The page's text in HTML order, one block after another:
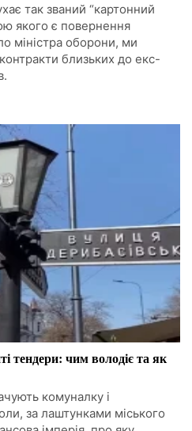
так званий “картонний
якого є повернення
міністра оборони, ми
близьких до екс-
тендери: чим володіє та як
комуналку і
за лаштунками міського